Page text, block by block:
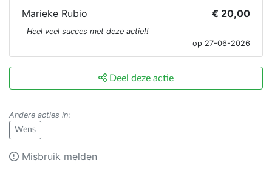
Marieke Rubio € 20,00
Heel veel succes met deze actie!!
op 27-06-2026
Deel deze actie
Andere acties in:
Wens
Misbruik melden